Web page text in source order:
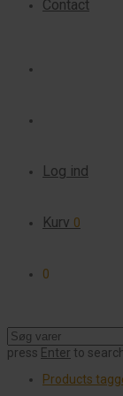
Contact
Log ind
Kurv 0
0
press Enter to
Products